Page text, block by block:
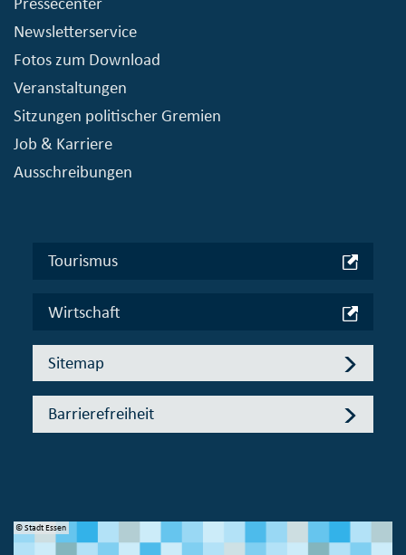
Newsletterservice
Fotos zum Download
Veranstaltungen
Sitzungen politischer Gremien
Job & Karriere
Ausschreibungen
Tourismus
Wirtschaft
Sitemap
Barrierefreiheit
© Stadt Essen